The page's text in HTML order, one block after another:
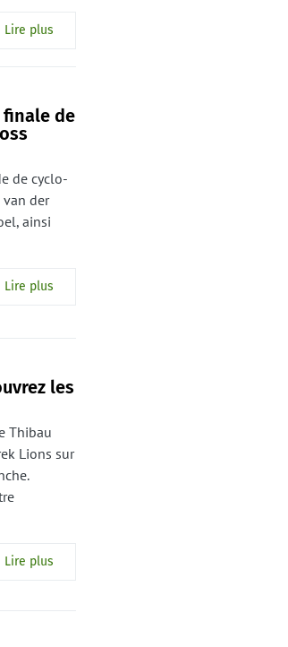
Lire plus
de
de cyclo-
van der
ainsi
Lire plus
les
Thibau
Lions sur
Lire plus